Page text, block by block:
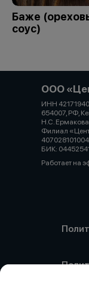
Баже
соус)
ООО
ИНН
654007, РФ,
Н.С.
Филиал
БИК:
Работает на